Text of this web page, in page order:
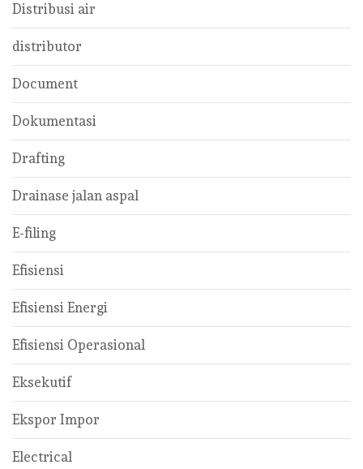
Distribusi air
distributor
Document
Dokumentasi
Drafting
Drainase jalan aspal
E-filing
Efisiensi
Efisiensi Energi
Efisiensi Operasional
Eksekutif
Ekspor Impor
Electrical